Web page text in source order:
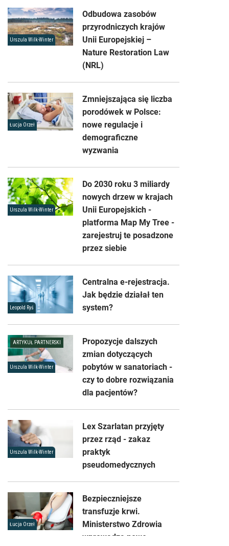
Urszula Wilk-Winter
Odbudowa zasobów
przyrodniczych krajów
Unii Europejskiej –
Nature Restoration Law
(NRL)
Łucja Orzeł
Zmniejszająca się liczba
porodówek w Polsce:
nowe regulacje i
demograficzne
wyzwania
Urszula Wilk-Winter
Do 2030 roku 3 miliardy
nowych drzew w krajach
Unii Europejskich -
platforma Map My Tree -
zarejestruj te posadzone
przez siebie
Leopold Ryś
Centralna e-rejestracja.
Jak będzie działał ten
system?
ARTYKUŁ PARTNERSKI
Urszula Wilk-Winter
Propozycje dalszych
zmian dotyczących
pobytów w sanatoriach -
czy to dobre rozwiązania
dla pacjentów?
Urszula Wilk-Winter
Lex Szarlatan przyjęty
przez rząd - zakaz
praktyk
pseudomedycznych
Łucja Orzeł
Bezpieczniejsze
transfuzje krwi.
Ministerstwo Zdrowia
wprowadza nowe